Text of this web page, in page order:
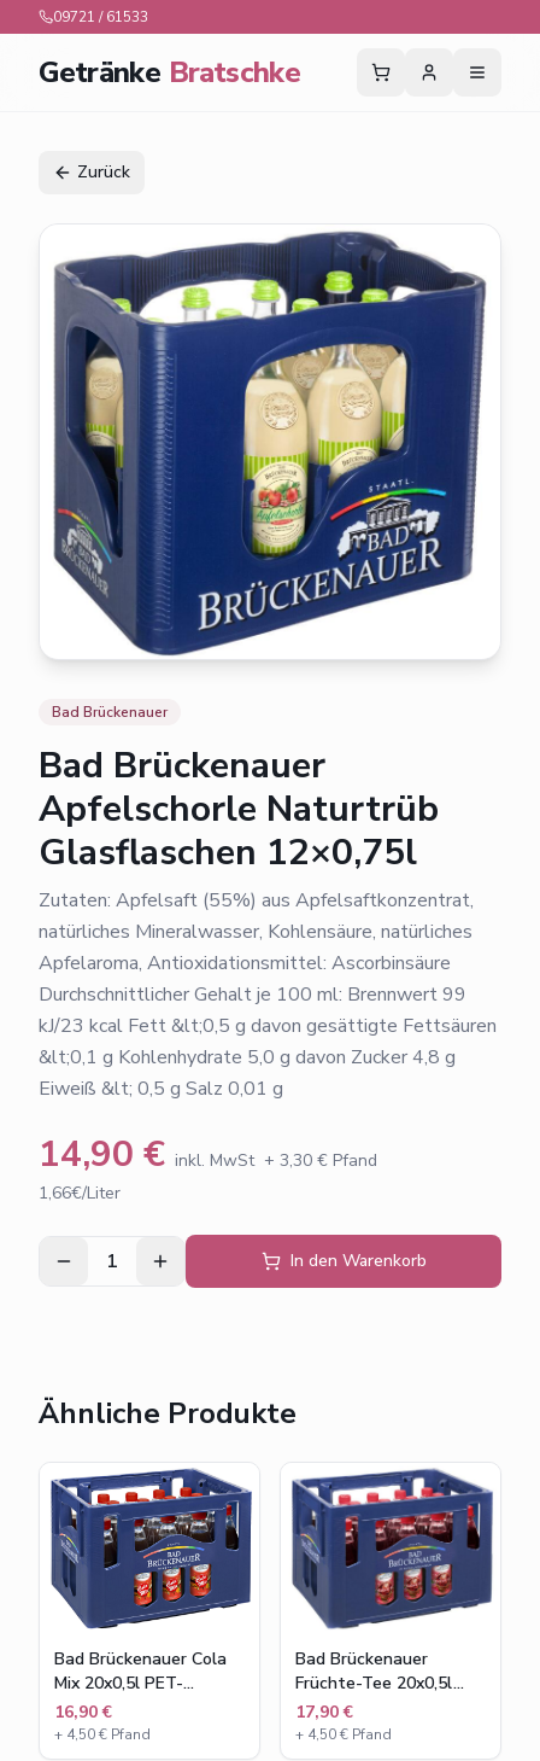
09721 / 61533
Getränke Bratschke
Zurück
Bad Brückenauer
Bad Brückenauer
Apfelschorle Naturtrüb
Glasflaschen 12×0,75l
Zutaten: Apfelsaft (55%) aus Apfelsaftkonzentrat,
natürliches Mineralwasser, Kohlensäure, natürliches
Apfelaroma, Antioxidationsmittel: Ascorbinsäure
Durchschnittlicher Gehalt je 100 ml: Brennwert 99
kJ/23 kcal Fett &lt;0,5 g davon gesättigte Fettsäuren
&lt;0,1 g Kohlenhydrate 5,0 g davon Zucker 4,8 g
Eiweiß &lt; 0,5 g Salz 0,01 g
14,90 € inkl. MwSt + 3,30 € Pfand
1,66€/Liter
1 In den Warenkorb
Ähnliche Produkte
Bad Brückenauer Cola
Mix 20x0,5l PET-
Flaschen
16,90 €
+ 4,50€ Pfand
Bad Brückenauer
Früchte-Tee 20x0,5l
PET-Flaschen
17,90 €
+ 4,50€ Pfand